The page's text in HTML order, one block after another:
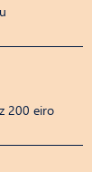
200 eiro